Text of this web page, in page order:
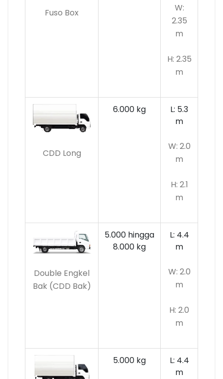
Fuso Box
W:
2.35
m
H: 2.35
m
CDD Long
6.000 kg
L: 5.3
m
W: 2.0
m
H: 2.1
m
Double Engkel
Bak (CDD Bak)
5.000 hingga
8.000 kg
L: 4.4
m
W: 2.0
m
H: 2.0
m
5.000 kg
L: 4.4
m